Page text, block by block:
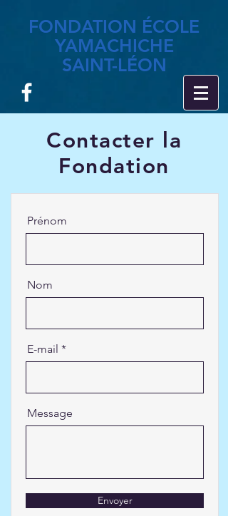
FONDATION ÉCOLE
YAMACHICHE
SAINT-LÉON
Contacter la
Fondation
Prénom
Nom
E-mail
Message
Envoyer